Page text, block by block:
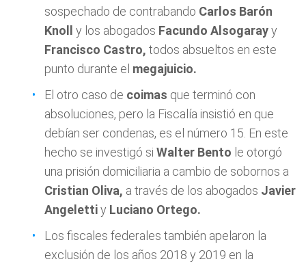
sospechado de contrabando Carlos Barón
Knoll
y los abogados Facundo Alsogarayy
Francisco Castro, todos absueltos en este
punto durante el megajuicio.
El otro caso de coimas que terminó con
absoluciones, pero la Fiscalía insistió en que
debían ser condenas, es el número 15. En este
hecho se investigó si Walter Bento le otorgó
una prisión domiciliaria a cambio de sobornos a
Cristian Oliva, a través de los abogados Javier
Angelettiy Luciano Ortego.
Los fiscales federales también apelaron la
exclusión de los años 2018 y 2019 en la